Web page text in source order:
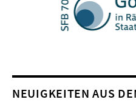
NEUIGKEITEN AUS